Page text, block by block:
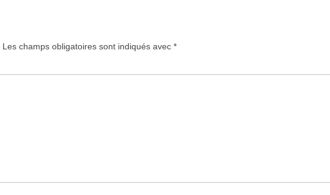
Les champs obligatoires sont indiqués avec *